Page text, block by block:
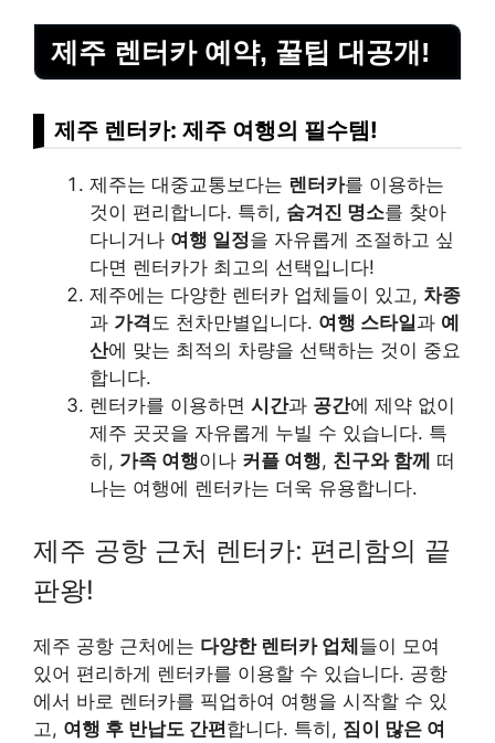
제주 렌터카 예약, 꿀팁 대공개!
제주 렌터카: 제주 여행의 필수템!
제주는 대중교통보다는 렌터카를 이용하는
것이 편리합니다. 특히, 숨겨진 명소를 찾아
다니거나 여행 일정을 자유롭게 조절하고 싶
다면 렌터카가 최고의 선택입니다!
제주에는 다양한 렌터카 업체들이 있고, 차종
과 가격도 천차만별입니다. 여행 스타일과 예
산에 맞는 최적의 차량을 선택하는 것이 중요
합니다.
렌터카를 이용하면 시간과 공간에 제약 없이
제주 곳곳을 자유롭게 누빌 수 있습니다. 특
히, 가족 여행이나 커플 여행, 친구와 함께 떠
나는 여행에 렌터카는 더욱 유용합니다.
제주 공항 근처 렌터카: 편리함의 끝
판왕!
제주 공항 근처에는 다양한 렌터카 업체들이 모여
있어 편리하게 렌터카를 이용할 수 있습니다. 공항
에서 바로 렌터카를 픽업하여 여행을 시작할 수 있
고, 여행 후 반납도 간편합니다. 특히, 짐이 많은 여